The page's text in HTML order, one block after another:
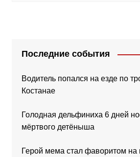
Последние события
Водитель попался на езде по
Костанае
Голодная дельфиниха 6 дней
мёртвого детёныша
Герой мема стал фаворитом на